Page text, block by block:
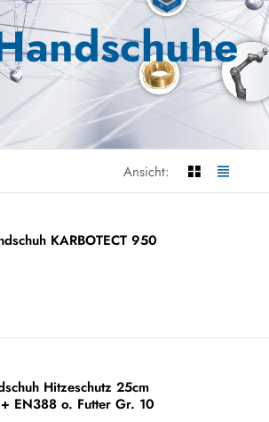
Ansicht:
KARBOTECT 950
Hitzeschutz 25cm
EN388 o. Futter Gr. 10